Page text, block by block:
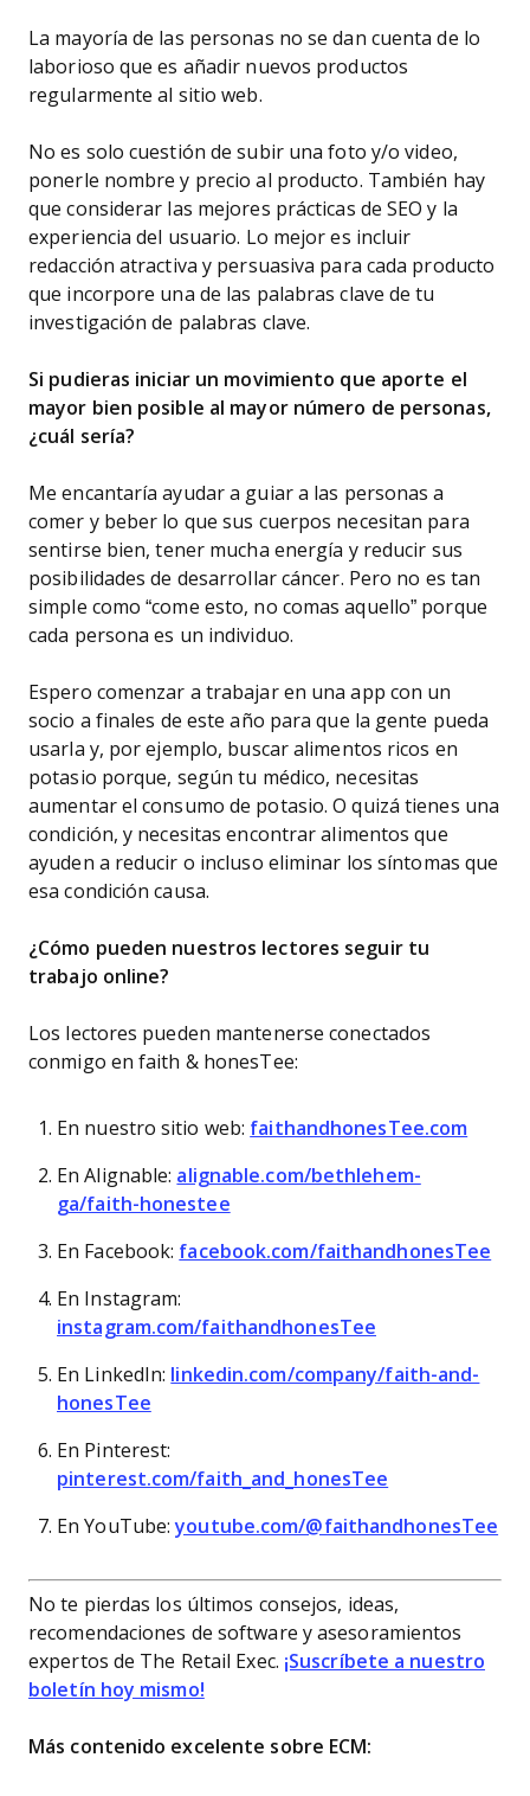
La mayoría de las personas no se dan cuenta de lo
laborioso que es añadir nuevos productos
regularmente al sitio web.
No es solo cuestión de subir una foto y/o video,
ponerle nombre y precio al producto. También hay
que considerar las mejores prácticas de SEO y la
experiencia del usuario. Lo mejor es incluir
redacción atractiva y persuasiva para cada producto
que incorpore una de las palabras clave de tu
investigación de palabras clave.
Si pudieras iniciar un movimiento que aporte el
mayor bien posible al mayor número de personas,
¿cuál sería?
Me encantaría ayudar a guiar a las personas a
comer y beber lo que sus cuerpos necesitan para
sentirse bien, tener mucha energía y reducir sus
posibilidades de desarrollar cáncer. Pero no es tan
simple como “come esto, no comas aquello” porque
cada persona es un individuo.
Espero comenzar a trabajar en una app con un
socio a finales de este año para que la gente pueda
usarla y, por ejemplo, buscar alimentos ricos en
potasio porque, según tu médico, necesitas
aumentar el consumo de potasio. O quizá tienes una
condición, y necesitas encontrar alimentos que
ayuden a reducir o incluso eliminar los síntomas que
esa condición causa.
¿Cómo pueden nuestros lectores seguir tu
trabajo online?
Los lectores pueden mantenerse conectados
conmigo en faith & honesTee:
En nuestro sitio web: faithandhonesTee.com
En Alignable: alignable.com/bethlehem-
ga/faith-honestee
En Facebook: facebook.com/faithandhonesTee
En Instagram:
instagram.com/faithandhonesTee
En LinkedIn: linkedin.com/company/faith-and-
honesTee
En Pinterest:
pinterest.com/faith_and_honesTee
En YouTube:youtube.com/@faithandhonesTee
No te pierdas los últimos consejos, ideas,
recomendaciones de software y asesoramientos
expertos de The Retail Exec. ¡Suscríbete a nuestro
boletín hoy mismo!
Más contenido excelente sobre ECM: